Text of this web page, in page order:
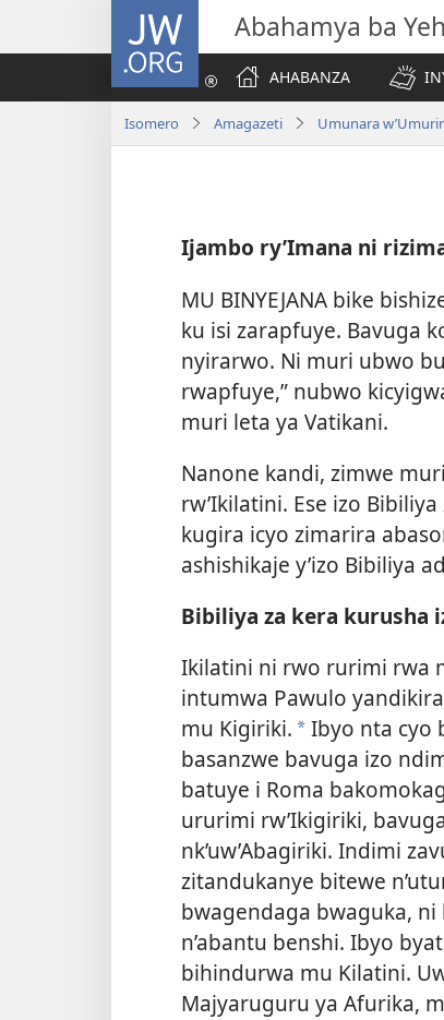
JW.ORG Abahamya ba
AHABANZA
Isomero Amagazeti Umunara
Ijambo ry’Imana ni
MU BINYEJANA bike
ku isi zarapfuye. Bavuga
nyirarwo. Ni muri ubwo
rwapfuye,” nubwo
muri leta ya Vatikani.
Nanone kandi, zimwe
rw’Ikilatini. Ese izo
kugira icyo zimarira
ashishikaje y’izo Bibiliya
Bibiliya za kera kurusha
Ikilatini ni rwo rurimi rwa
intumwa Pawulo
mu Kigiriki. * Ibyo nta cyo
basanzwe bavuga izo
batuye i Roma
ururimi rw’Ikigiriki,
nk’uw’Abagiriki. Indimi
zitandukanye bitewe
bwagendaga bwaguka,
n’abantu benshi. Ibyo
bihindurwa mu Kilatini.
Majyaruguru ya Afurika,